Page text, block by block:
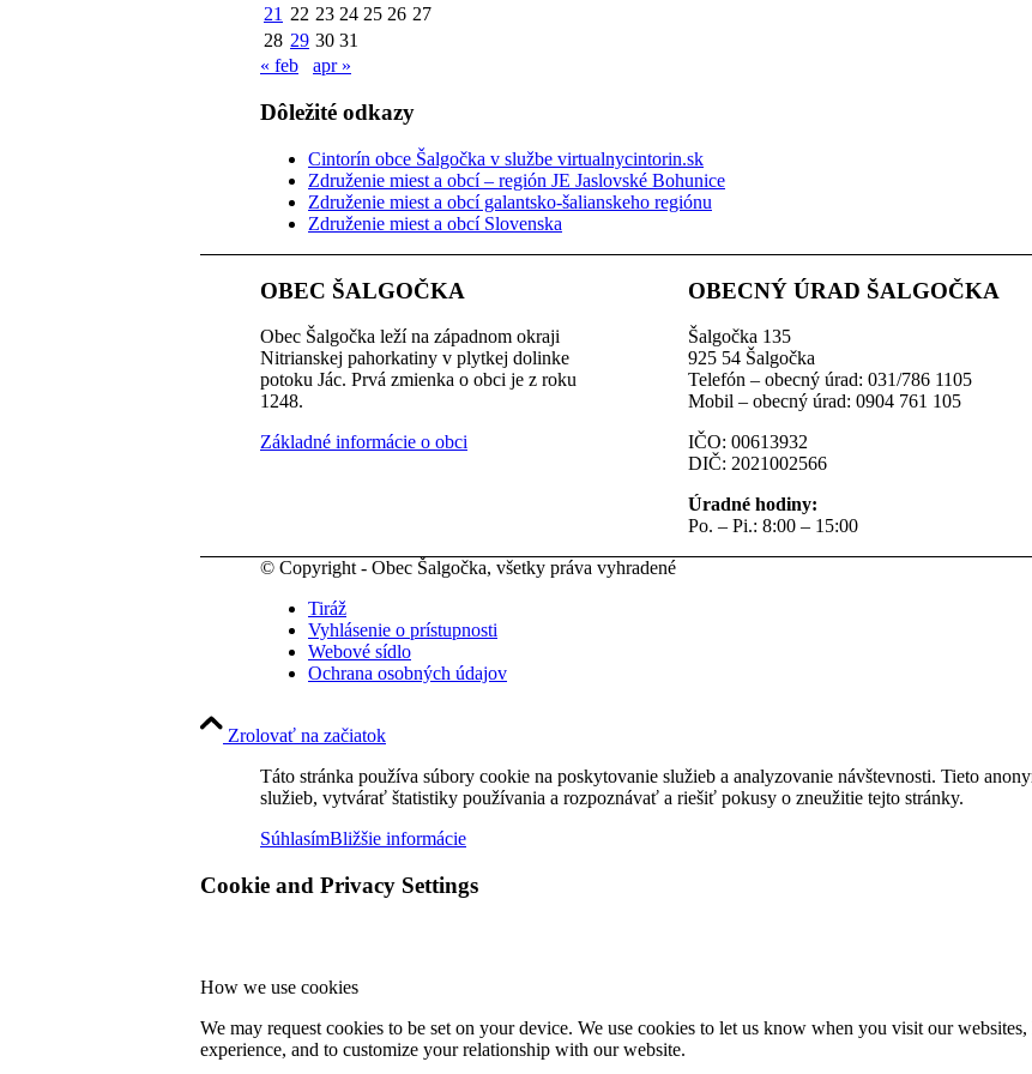
21 22 23 24 25 26 27
28 29 30 31
« feb
apr »
Dôležité odkazy
Cintorín obce Šalgočka v službe virtualnycintorin.sk
Združenie miest a obcí – región JE Jaslovské Bohunice
Združenie miest a obcí galantsko-šalianskeho regiónu
Združenie miest a obcí Slovenska
OBEC ŠALGOČKA
Obec Šalgočka leží na západnom okraji
Nitrianskej pahorkatiny v plytkej dolinke
potoku Jác. Prvá zmienka o obci je z roku
1248.
Základné informácie o obci
OBECNÝ ÚRAD ŠALGOČKA
Šalgočka 135
925 54 Šalgočka
Telefón – obecný úrad: 031/786 1105
Mobil – obecný úrad: 0904 761 105
IČO: 00613932
DIČ: 2021002566
Úradné hodiny:
Po. – Pi.: 8:00 – 15:00
© Copyright - Obec Šalgočka, všetky práva vyhradené
Tiráž
Vyhlásenie o prístupnosti
Webové sídlo
Ochrana osobných údajov
Zrolovať na začiatok
Táto stránka používa súbory cookie na poskytovanie služieb a analyzovanie návštevnosti. Tieto
služieb, vytvárať štatistiky používania a rozpoznávať a riešiť pokusy o zneužitie tejto stránky.
SúhlasímBližšie informácie
Cookie and Privacy Settings
How we use cookies
We may request cookies to be set on your device. We use cookies to let us know when you visit our
experience, and to customize your relationship with our website.